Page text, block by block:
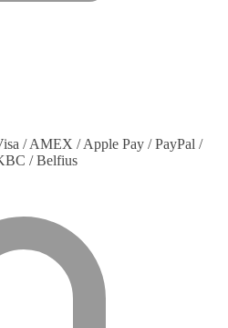
/ AMEX / Apple Pay / PayPal /
/ Belfius